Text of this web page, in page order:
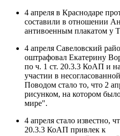
4 апреля в Краснодаре
составили в отношении
антивоенным плакатом у
4 апреля Савеловский
оштрафовал Екатерину
по ч. 1 ст. 20.3.3 КоАП и
участии в
Поводом стало то, что 2
рисунком, на котором
мире".
4 апреля стало известно,
20.3.3 КоАП привлек к